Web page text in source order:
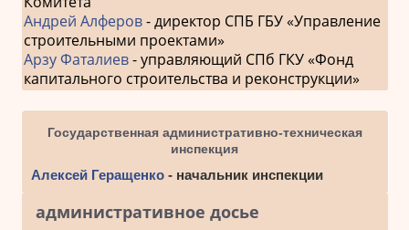
Андрей Алферов- директор СПБ ГБУ «Управление
строительными проектами»
Арзу Фаталиев- управляющий СПб ГКУ «Фонд
капитального строительства и реконструкции»
Государственная административно-техническая
инспекция
Алексей Геращенко- начальник инспекции
административное досье